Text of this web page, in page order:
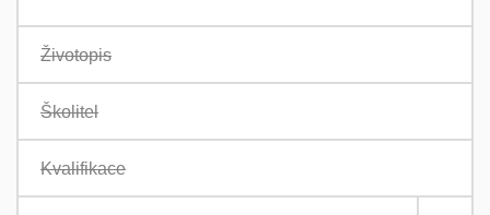
Životopis
Školitel
Kvalifikace